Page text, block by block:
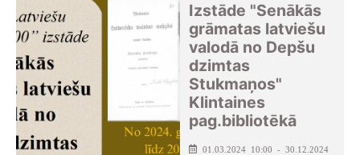
Izstāde "Senākās
grāmatas latviešu
valodā no Depšu
dzimtas
Stukmaņos"
Klintaines
pag.bibliotēkā
01.03.2024 10:00 - 30.12.2024